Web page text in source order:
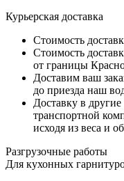
Курьерская доставка
Стоимость
Стоимость
от границы
Доставим ваш
до приезда наш
Доставку в
транспортной
исходя из веса и
Разгрузочные работы
Для кухонных